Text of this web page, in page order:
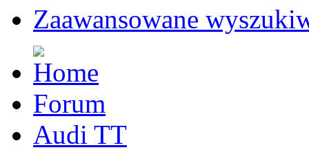
Zaawansowane
Forum
Audi TT